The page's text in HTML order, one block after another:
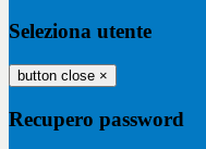
Seleziona utente
button close ×
Recupero password